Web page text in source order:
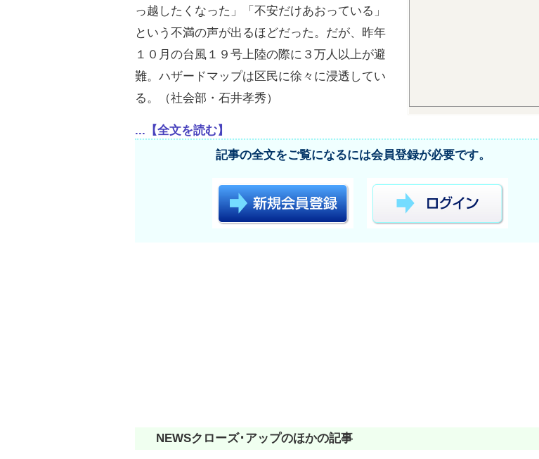
っ越したくなった」「不安だけあおっている」
という不満の声が出るほどだった。だが、昨年
１０月の台風１９号上陸の際に３万人以上が避
難。ハザードマップは区民に徐々に浸透してい
る。（社会部・石井孝秀）
...【全文を読む】
記事の全文をご覧になるには会員登録が必要です。
NEWSクローズ･アップのほかの記事